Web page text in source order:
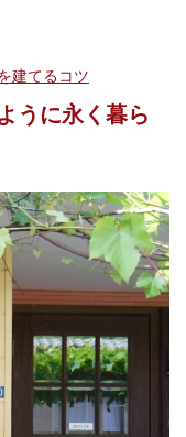
建てるコツ
うに永く暮ら